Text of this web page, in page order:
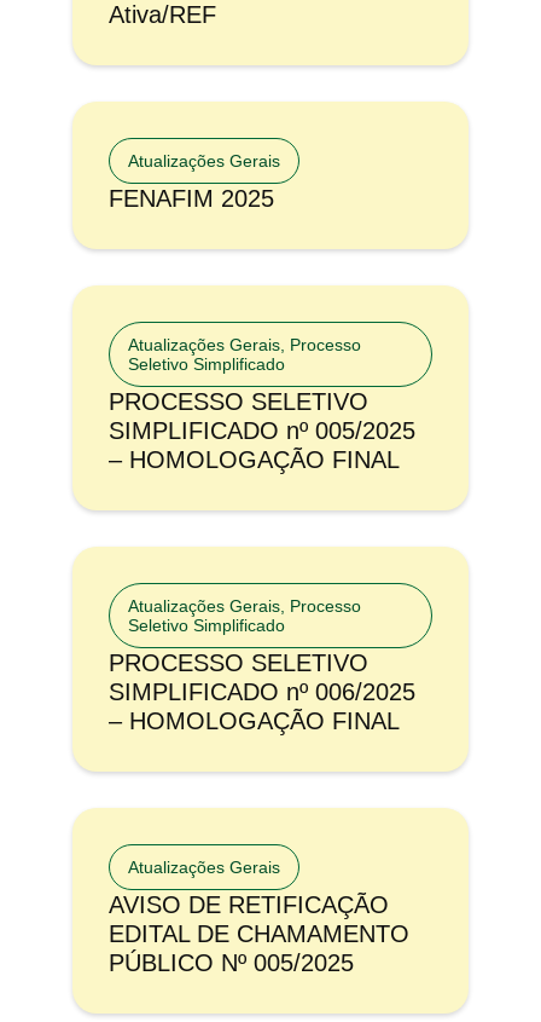
Ativa/REF
Atualizações Gerais
FENAFIM 2025
Atualizações Gerais Processo
Seletivo Simplificado
PROCESSO SELETIVO
SIMPLIFICADO nº 005/2025
– HOMOLOGAÇÃO FINAL
Atualizações Gerais Processo
Seletivo Simplificado
PROCESSO SELETIVO
SIMPLIFICADO nº 006/2025
– HOMOLOGAÇÃO FINAL
Atualizações Gerais
AVISO DE RETIFICAÇÃO
EDITAL DE CHAMAMENTO
PÚBLICO Nº 005/2025